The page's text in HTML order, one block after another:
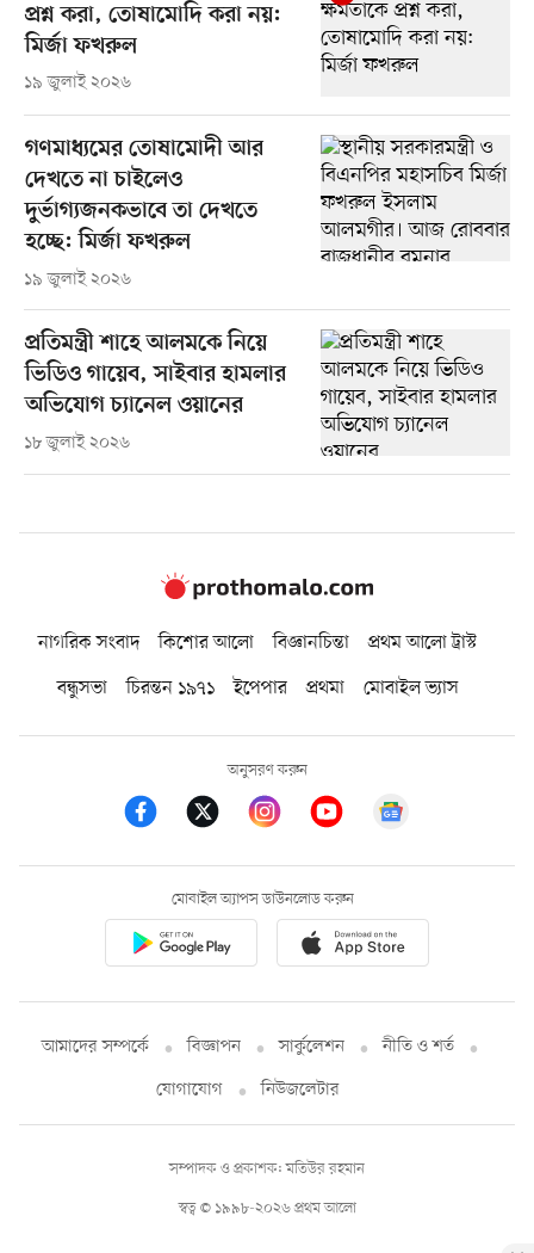
প্রশ্ন করা, তোষামোদি করা নয়:
মির্জা ফখরুল
১৯ জুলাই ২০২৬
গণমাধ্যমের তোষামোদী আর
দেখতে না চাইলেও
দুর্ভাগ্যজনকভাবে তা দেখতে
হচ্ছে: মির্জা ফখরুল
১৯ জুলাই ২০২৬
প্রতিমন্ত্রী শাহে আলমকে নিয়ে
ভিডিও গায়েব, সাইবার হামলার
অভিযোগ চ্যানেল ওয়ানের
১৮ জুলাই ২০২৬
নাগরিক সংবাদ কিশোর আলো বিজ্ঞানচিন্তা
প্রথম আলো ট্রাস্ট
বন্ধুসভা
চিরন্তন ১৯৭১ ইপেপার প্রথমা মোবাইল ভ্যাস
অনুসরণ করুন
মোবাইল অ্যাপস ডাউনলোড করুন
আমাদের সম্পর্কে বিজ্ঞাপন সার্কুলেশন
নীতি ও শর্ত
যোগাযোগ
নিউজলেটার
স্বত্ব © ১৯৯৮-২০২৬ প্রথম আলো
সম্পাদক ও প্রকাশক: মতিউর রহমান